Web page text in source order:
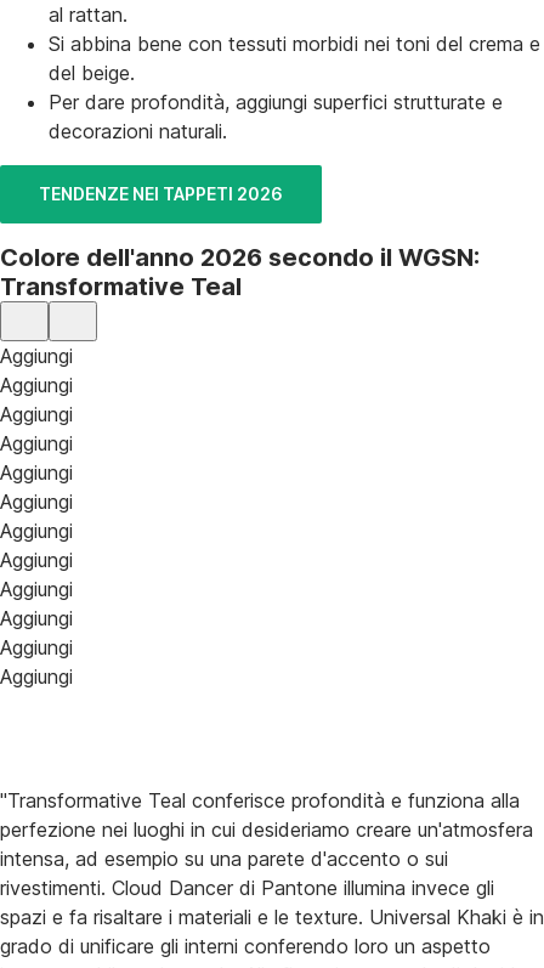
al rattan.
Si abbina bene con tessuti morbidi nei toni del crema e
del beige.
Per dare profondità, aggiungi superfici strutturate e
decorazioni naturali.
TENDENZE NEI TAPPETI 2026
Colore dell'anno 2026 secondo il WGSN:
Transformative Teal
Aggiungi
Aggiungi
Aggiungi
Aggiungi
Aggiungi
Aggiungi
Aggiungi
Aggiungi
Aggiungi
Aggiungi
Aggiungi
Aggiungi
"Transformative Teal conferisce profondità e funziona alla
perfezione nei luoghi in cui desideriamo creare un'atmosfera
intensa, ad esempio su una parete d'accento o sui
rivestimenti. Cloud Dancer di Pantone illumina invece gli
spazi e fa risaltare i materiali e le texture. Universal Khaki è in
grado di unificare gli interni conferendo loro un aspetto